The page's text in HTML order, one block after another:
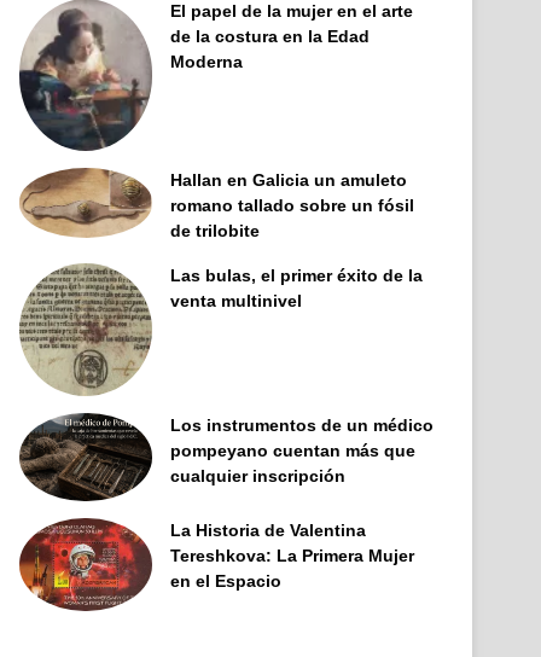
El papel de la mujer en el arte
de la costura en la Edad
Moderna
Hallan en Galicia un amuleto
romano tallado sobre un fósil
de trilobite
Las bulas, el primer éxito de la
venta multinivel
Los instrumentos de un médico
pompeyano cuentan más que
cualquier inscripción
La Historia de Valentina
Tereshkova: La Primera Mujer
en el Espacio